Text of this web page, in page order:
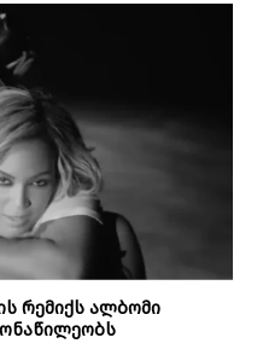
რემიქს ალბომი